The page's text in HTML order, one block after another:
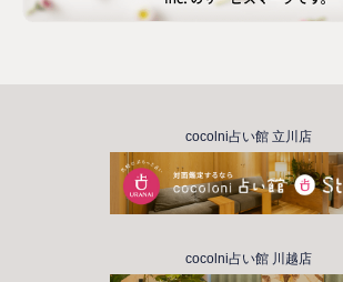
cocolni占い館 立川店
cocolni占い館 川越店